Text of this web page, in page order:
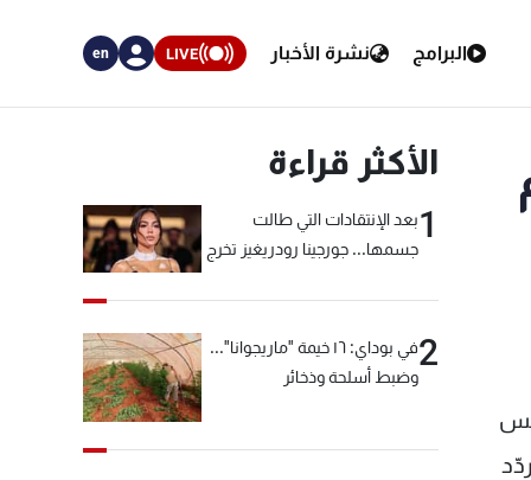
البرامج نشرة الأخبار LIVE
en
1983، أي بعد خمس
يتردّد
الأكثر قراءة
1بعد الإنتقادات التي طالت
جسمها... جورجينا رودريغيز تخرج
2
في بوداي: ١٦ خيمة "ماريجوانا"...
وضبط أسلحة وذخائر